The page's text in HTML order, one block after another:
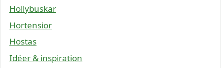
Hollybuskar
Hortensior
Hostas
Idéer & inspiration